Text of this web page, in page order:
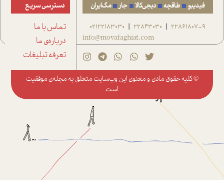
فیدیبو طاقچه دیجی‌کالا جار مگ‌ایران
22861807-9
|
22843030
|
02122183030
info@movafaghiat.com
دسترسی سریع
تماس با ما
درباره‌ی ما
تعرفه تبلیغات
© کلیه حقوق مادی و معنوی این وب‌سایت متعلق به مجله‌ی موفقیت
است